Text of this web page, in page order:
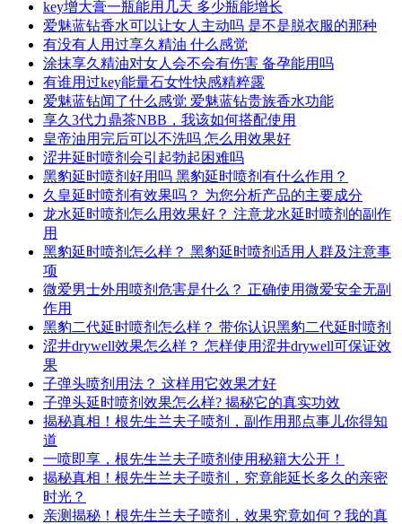
key增大膏一瓶能用几天 多少瓶能增长
爱魅蓝钻香水可以让女人主动吗 是不是脱衣服的那种
有没有人用过享久精油 什么感觉
涂抹享久精油对女人会不会有伤害 备孕能用吗
有谁用过key能量石女性快感精粹露
爱魅蓝钻闻了什么感觉 爱魅蓝钻贵族香水功能
享久3代力鼎茶NBB，我该如何搭配使用
皇帝油用完后可以不洗吗 怎么用效果好
涩井延时喷剂会引起勃起困难吗
黑豹延时喷剂好用吗 黑豹延时喷剂有什么作用？
久皇延时喷剂有效果吗？ 为您分析产品的主要成分
龙水延时喷剂怎么用效果好？ 注意龙水延时喷剂的副作
用
黑豹延时喷剂怎么样？ 黑豹延时喷剂适用人群及注意事
项
微爱男士外用喷剂危害是什么？ 正确使用微爱安全无副
作用
黑豹二代延时喷剂怎么样？ 带你认识黑豹二代延时喷剂
涩井drywell效果怎么样？ 怎样使用涩井drywell可保证效
果
子弹头喷剂用法？ 这样用它效果才好
子弹头延时喷剂效果怎么样? 揭秘它的真实功效
揭秘真相！根先生兰夫子喷剂，副作用那点事儿你得知
道
一喷即享，根先生兰夫子喷剂使用秘籍大公开！
揭秘真相！根先生兰夫子喷剂，究竟能延长多久的亲密
时光？
亲测揭秘！根先生兰夫子喷剂，效果究竟如何？我的真